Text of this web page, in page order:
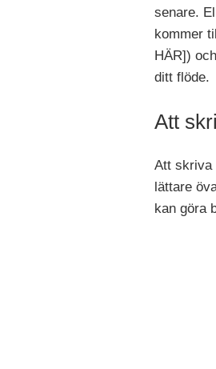
senare.
kommer
HÄR])
ditt flöde.
Att
Att skriva
lättare
kan göra